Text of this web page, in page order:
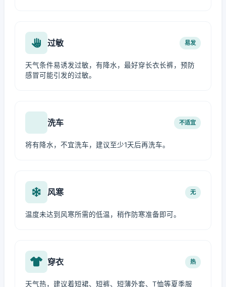
过敏 易发
天气条件易诱发过敏，有降水，最好穿长衣长裤，预防
感冒可能引发的过敏。
洗车 不适宜
将有降水，不宜洗车，建议至少1天后再洗车。
风寒 无
温度未达到风寒所需的低温，稍作防寒准备即可。
穿衣 热
天气热，建议着短裙、短裤、短薄外套、T恤等夏季服